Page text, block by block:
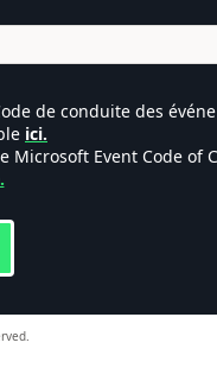
de conduite des
ici.
Event Code of
.